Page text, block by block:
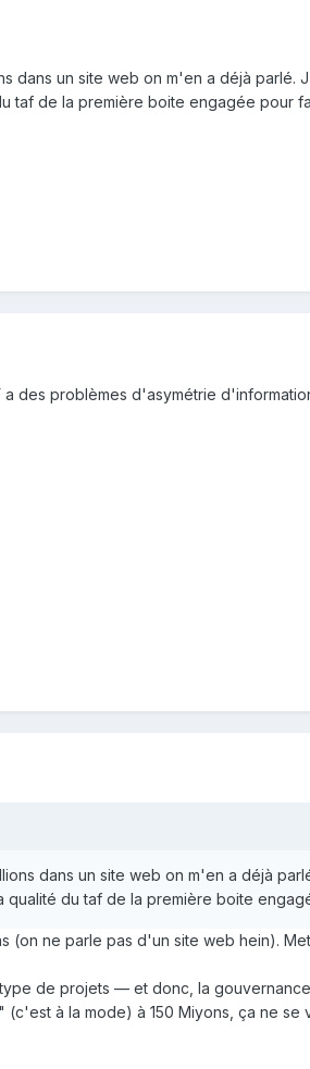
dans un site web on m'en a déjà
taf de la première boite engagée pour
des problèmes d'asymétrie
dans un site web on m'en a déjà
du taf de la première boite
(on ne parle pas d'un site web hein).
de projets — et donc, la
à la mode) à 150 Miyons, ça ne se